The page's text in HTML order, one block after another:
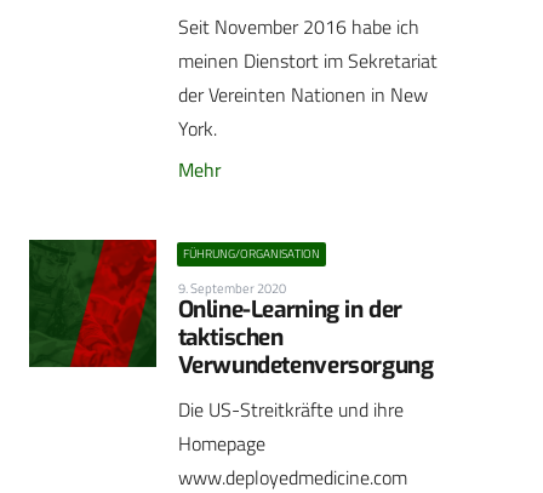
Seit November 2016 habe ich
meinen Dienstort im Sekretariat
der Vereinten Nationen in New
York.
Mehr
FÜHRUNG/ORGANISATION
9. September 2020
Online-Learning in der
taktischen
Verwundetenversorgung
Die US-Streitkräfte und ihre
Homepage
www.deployedmedicine.com